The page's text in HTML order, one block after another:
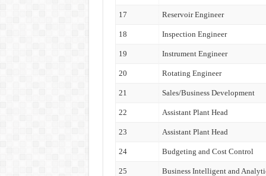
17 Reservoir Engineer
18 Inspection Engineer
19 Instrument Engineer
20 Rotating Engineer
21 Sales/Business Development
22 Assistant Plant Head
23 Assistant Plant Head
24 Budgeting and Cost Control
25 Business Intelligent and